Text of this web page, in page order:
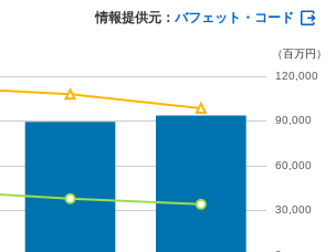
配を予定しており、株主還元の充
情報提供元： バフェット・コード